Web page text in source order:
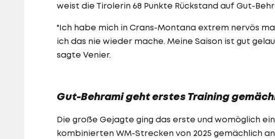
weist die Tirolerin 68 Punkte Rückstand auf Gut-
"Ich habe mich in Crans-Montana extrem nervös
ich das nie wieder mache. Meine Saison ist gut
sagte Venier.
Gut-Behrami geht erstes Training
Die große Gejagte ging das erste und womöglich
kombinierten WM-Strecken von 2025 gemächlich